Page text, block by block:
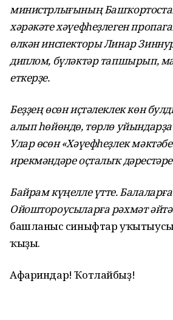
министрлығының
хәрәкәте хәүефһеҙлеген
өлкән инспекторы Линар
диплом, бүләктәр тапшырып,
еткерҙе.
Беҙҙең өсөн иҫтәлеклек көн
алып һөйөндө, төрлө
Улар өсөн «Хәүефһеҙлек
ирекмәндәре оҫталыҡ дәрестәре
Байрам күңелле үтте.
Ойоштороусыларға рәхмәт
башланғыс синыфтар
ҡыҙы.
Афариндар! Ҡотлайбыҙ!